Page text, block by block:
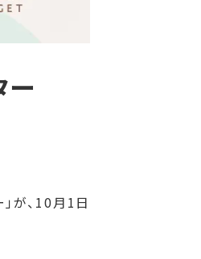
ー
が、10月1日